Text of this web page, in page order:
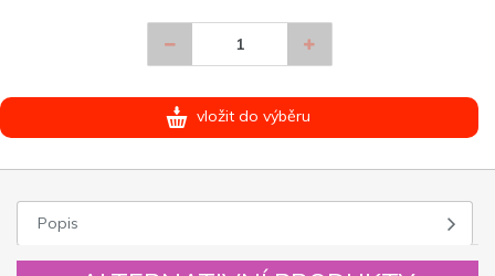
vložit do výběru
Popis